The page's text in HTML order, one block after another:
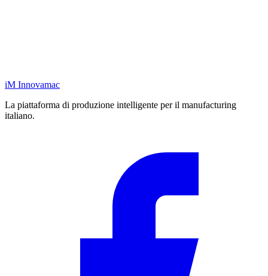
iM Innovamac
La piattaforma di produzione intelligente per il manufacturing
italiano.